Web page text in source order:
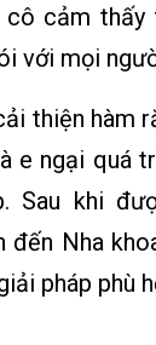
cô cảm
với mọi
thiện hàm
e ngại quá
Sau khi
đến Nha
pháp phù